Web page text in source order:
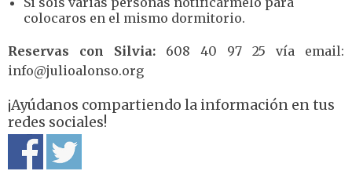
colocaros en el mismo dormitorio.
Reservas con Silvia: 608 40 97 25 vía email:
info@julioalonso.org
¡Ayúdanos compartiendo la información en tus
redes sociales!